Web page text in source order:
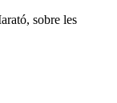
sobre les